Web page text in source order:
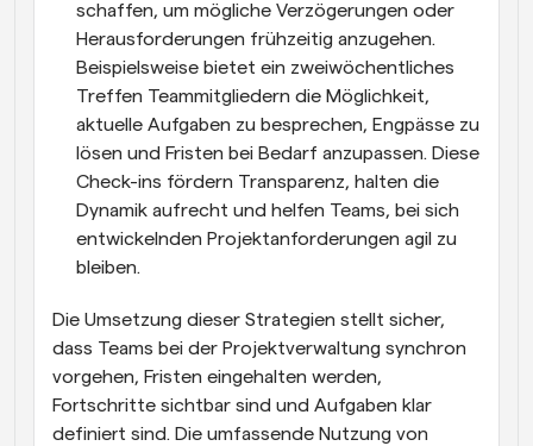
schaffen, um mögliche Verzögerungen oder
Herausforderungen frühzeitig anzugehen.
Beispielsweise bietet ein zweiwöchentliches
Treffen Teammitgliedern die Möglichkeit,
aktuelle Aufgaben zu besprechen, Engpässe zu
lösen und Fristen bei Bedarf anzupassen. Diese
Check-ins fördern Transparenz, halten die
Dynamik aufrecht und helfen Teams, bei sich
entwickelnden Projektanforderungen agil zu
bleiben.
Die Umsetzung dieser Strategien stellt sicher,
dass Teams bei der Projektverwaltung synchron
vorgehen, Fristen eingehalten werden,
Fortschritte sichtbar sind und Aufgaben klar
definiert sind. Die umfassende Nutzung von